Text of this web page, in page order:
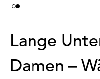
Lange
Damen –